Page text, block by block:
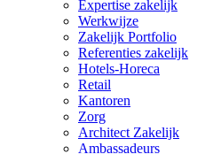
Expertise zakelijk
Werkwijze
Zakelijk Portfolio
Referenties zakelijk
Hotels-Horeca
Retail
Kantoren
Zorg
Architect Zakelijk
Ambassadeurs